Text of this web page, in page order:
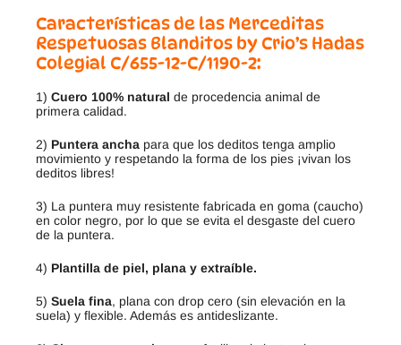
Características de las Merceditas
Respetuosas Blanditos by Crio’s Hadas
Colegial C/655-12-C/1190-2:
1) Cuero 100% natural de procedencia animal de
primera calidad.
2) Puntera ancha para que los deditos tenga amplio
movimiento y respetando la forma de los pies ¡vivan los
deditos libres!
3) La puntera muy resistente fabricada en goma (caucho)
en color negro, por lo que se evita el desgaste del cuero
de la puntera.
4) Plantilla de piel, plana y extraíble.
5) Suela fina, plana con drop cero (sin elevación en la
suela) y flexible. Además es antideslizante.